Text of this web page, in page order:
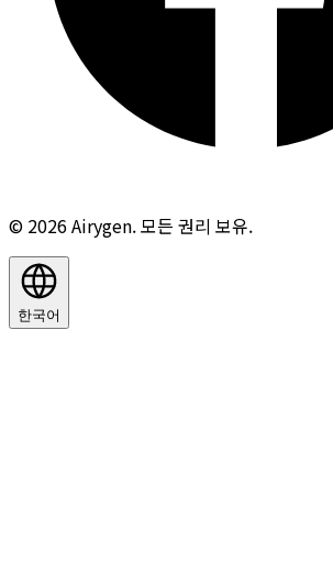
© 2026 Airygen. 모든 권리 보유.
한국어